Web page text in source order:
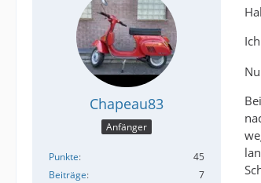
Chapeau83
Anfänger
Punkte
45
Beiträge
7